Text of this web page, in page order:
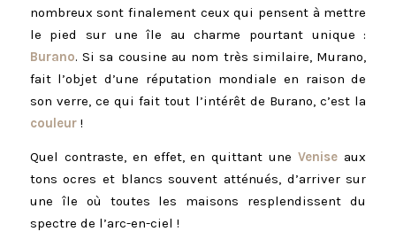
nombreux sont finalement ceux qui pensent à mettre
le pied sur une île au charme pourtant unique :
Burano. Si sa cousine au nom très similaire, Murano,
fait l’objet d’une réputation mondiale en raison de
son verre, ce qui fait tout l’intérêt de Burano, c’est la
couleur!
Quel contraste, en effet, en quittant uneVenise aux
tons ocres et blancs souvent atténués, d’arriver sur
une île où toutes les maisons resplendissent du
spectre de l’arc-en-ciel !